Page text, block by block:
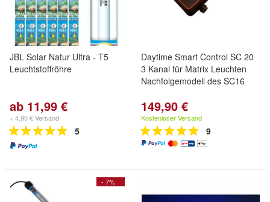
JBL Solar Natur Ultra - T5
Leuchtstoffröhre
ab 11,99 €
+ 4,90 € Versand
5
Daytime Smart Control SC 20
3 Kanal für Matrix Leuchten
Nachfolgemodell des SC16
149,90 €
Kostenloser Versand
9
- 7%